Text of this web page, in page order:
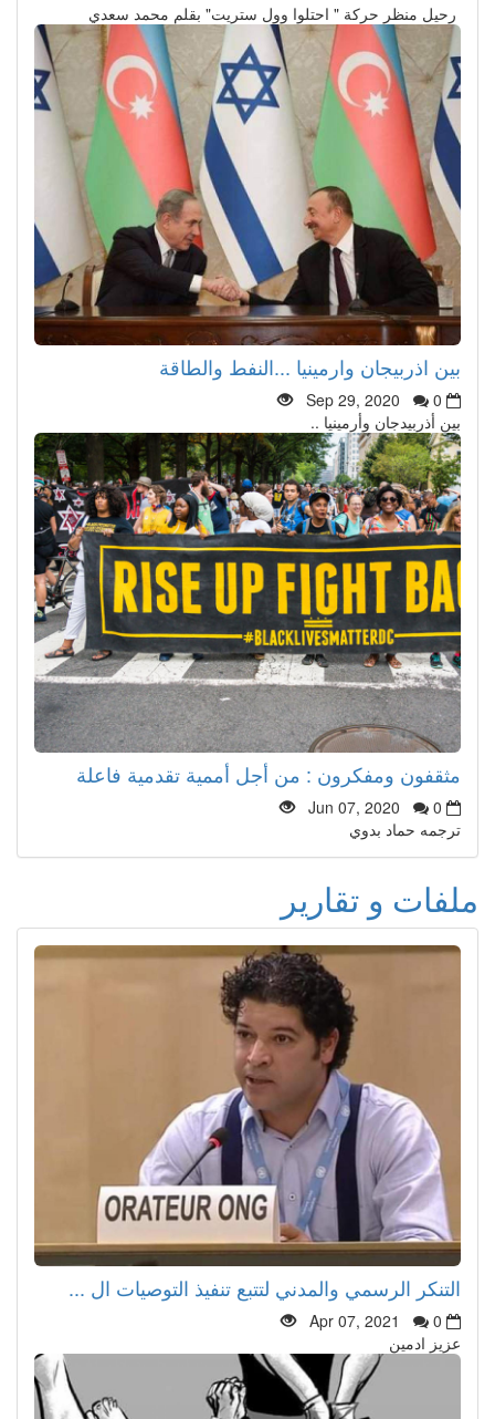
رحيل منظر حركة " احتلوا وول ستريت" بقلم محمد سعدي
بين اذربيجان وارمينيا ...النفط والطاقة
Sep 29, 2020
0
بين أذربيدجان وأرمينيا ..
مثقفون ومفكرون : من أجل أممية تقدمية فاعلة
Jun 07, 2020
0
ترجمه حماد بدوي
ملفات و تقارير
التنكر الرسمي والمدني لتتبع تنفيذ التوصيات ال ...
Apr 07, 2021
0
عزيز ادمين